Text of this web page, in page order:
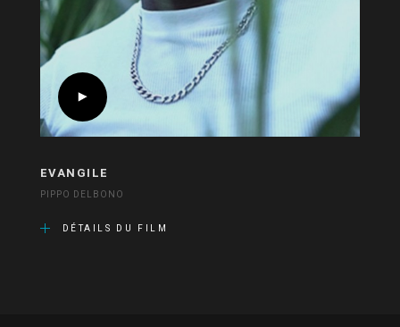
EVANGILE
PIPPO DELBONO
DÉTAILS DU FILM